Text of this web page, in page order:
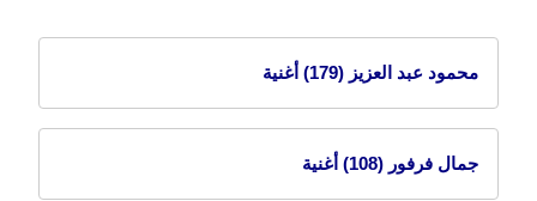
محمود عبد العزيز (179) أغنية
جمال فرفور (108) أغنية